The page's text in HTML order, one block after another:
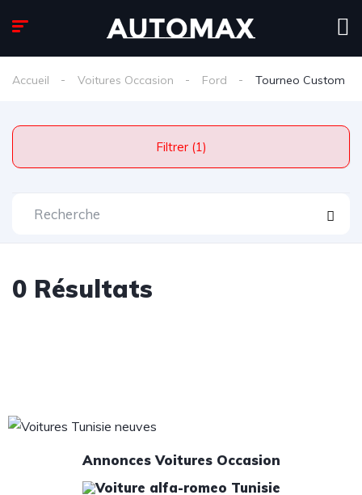
Accueil Voitures Occasion Ford Tourneo Custom
Filtrer (1)
0 Résultats
Annonces Voitures Occasion